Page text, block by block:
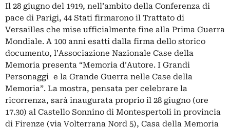
Il 28 giugno del 1919, nell’ambito della Conferenza di
pace di Parigi, 44 Stati firmarono il Trattato di
Versailles che mise ufficialmente fine alla Prima Guerra
Mondiale. A 100 anni esatti dalla firma dello storico
documento, l’Associazione Nazionale Case della
Memoria presenta “Memoria d’Autore. I Grandi
Personaggi e la Grande Guerra nelle Case della
Memoria”. La mostra, pensata per celebrare la
ricorrenza, sarà inaugurata proprio il 28 giugno (ore
17.30) al Castello Sonnino di Montespertoli in provincia
di Firenze (via Volterrana Nord 5), Casa della Memoria